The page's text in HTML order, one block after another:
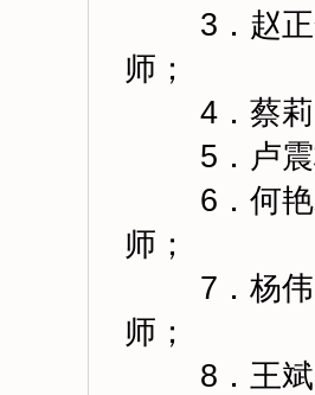
3．赵
师；
4．蔡
5．卢
6．何
师；
7．杨
师；
8．王